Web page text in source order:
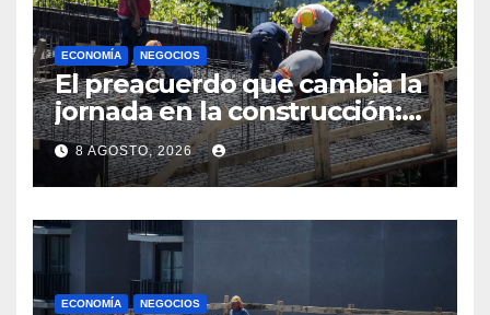
ECONOMÍA NEGOCIOS
El preacuerdo que cambia la
jornada en la construcción:
menos horas, subas reales y
convenio hasta 2031
8 AGOSTO, 2026
ECONOMÍA NEGOCIOS